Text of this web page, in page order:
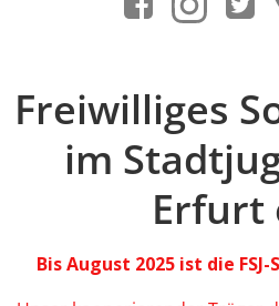
Freiwilliges
im
Erfurt
Bis August 2025 ist die